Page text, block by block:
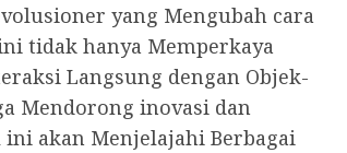
yang Mengubah cara
tidak hanya Memperkaya
Langsung dengan Objek-
Mendorong inovasi dan
akan Menjelajahi Berbagai